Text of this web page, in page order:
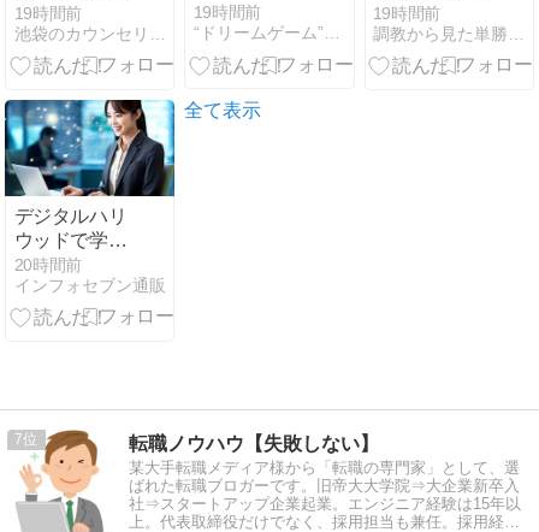
19時間前
池袋のカウンセリング 面接歴25年元人材ビジネスマネージャー
19時間前
“ドリームゲーム”事業化パートナーを求む
無理に止めよ
うとしなくて
いい
19時間前
調教から見た単勝複勝買い目の競馬予想
デジタルハリ
ウッドで学ぶ
CGアニメ・ゲ
ーム制作の魅
力を体験
20時間前
インフォセブン通販
全て表示
7 転職ノウハウ【失敗しない】
某大手転職メディア様から「転職の専門家」として、選
ばれた転職ブロガーです。旧帝大大学院⇒大企業新卒入
社⇒スタートアップ企業起業。エンジニア経験は15年以
上。代表取締役だけでなく、採用担当も兼任。採用経